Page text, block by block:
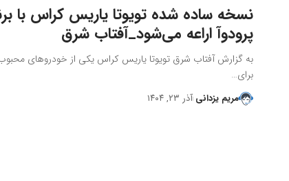
نسخه ساده شده تویوتا یاریس کراس با
پرودوآ اراعه می‌شود_آفتاب شرق
به گزارش آفتاب شرق تویوتا یاریس کراس یکی از خودروهای
برای…
مریم یزدانی آذر ۲۳, ۱۴۰۴